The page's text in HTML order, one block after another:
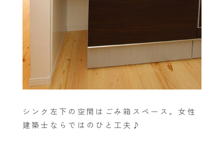
シンク左下の空間はごみ箱スペース。女性
建築士ならではのひと工夫♪